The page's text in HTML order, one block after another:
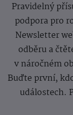
Pravidelný
podpora pro
Newsletter
odběru a
v náročném
Buďte první,
událostech.